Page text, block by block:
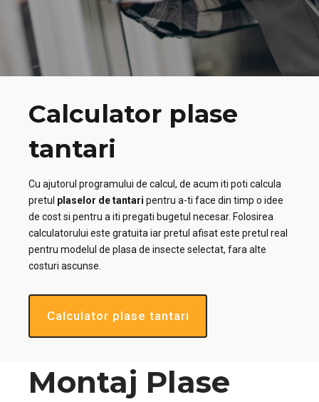
Calculator plase
tantari
Cu ajutorul programului de calcul, de acum iti poti calcula
pretul plaselor de tantari pentru a-ti face din timp o idee
de cost si pentru a iti pregati bugetul necesar. Folosirea
calculatorului este gratuita iar pretul afisat este pretul real
pentru modelul de plasa de insecte selectat, fara alte
costuri ascunse.
Calculator plase tantari
Montaj Plase